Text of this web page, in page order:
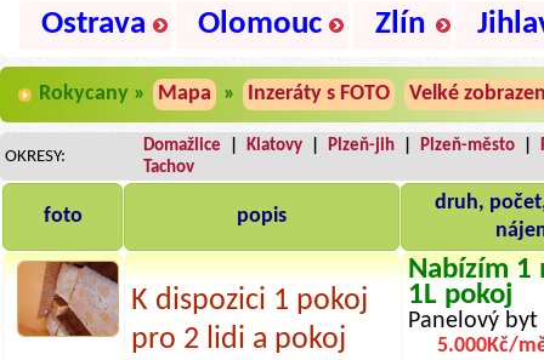
Ostrava
Olomouc Zlín
Rokycany » Mapa » Inzeráty s FOTO Velké
OKRESY:
Domažlice Klatovy Plzeň-jih Plzeň-město
Tachov
foto popis
druh,
K dispozici 1 pokoj
pro 2 lidi a pokoj
Nabízím 1
1L pokoj
Panelový byt
5.000Kč/